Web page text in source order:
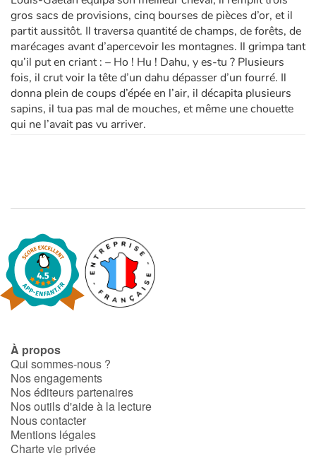
gros sacs de provisions, cinq bourses de pièces d’or, et il
partit aussitôt. Il traversa quantité de champs, de forêts, de
marécages avant d’apercevoir les montagnes. Il grimpa tant
qu’il put en criant : – Ho ! Hu ! Dahu, y es-tu ? Plusieurs
fois, il crut voir la tête d’un dahu dépasser d’un fourré. Il
donna plein de coups d’épée en l’air, il décapita plusieurs
sapins, il tua pas mal de mouches, et même une chouette
qui ne l’avait pas vu arriver.
À propos
Qui sommes-nous ?
Nos engagements
Nos éditeurs partenaires
Nos outils d'aide à la lecture
Nous contacter
Mentions légales
Charte vie privée